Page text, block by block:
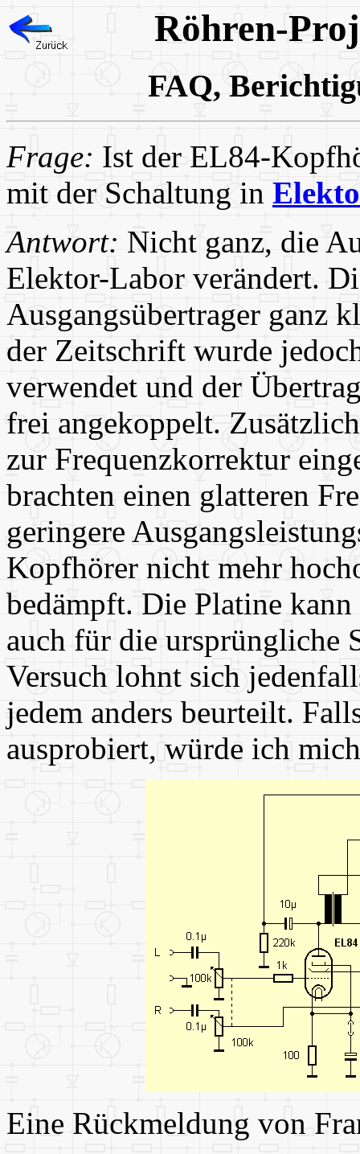
Röhren-
FAQ,
Frage: Ist der EL84-
mit der Schaltung in
Antwort: Nicht ganz, die
Elektor-Labor verändert.
Ausgangsübertrager ganz
der Zeitschrift wurde
verwendet und der
frei angekoppelt.
zur Frequenzkorrektur
brachten einen glatteren
geringere
Kopfhörer nicht mehr
bedämpft. Die Platine
auch für die ursprüngliche
Versuch lohnt sich
jedem anders beurteilt.
ausprobiert, würde ich
Eine Rückmeldung von